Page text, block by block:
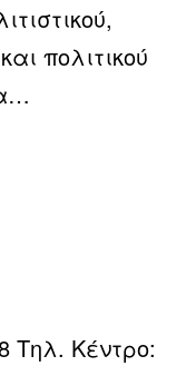
πολιτικού
Τηλ. Κέντρο: